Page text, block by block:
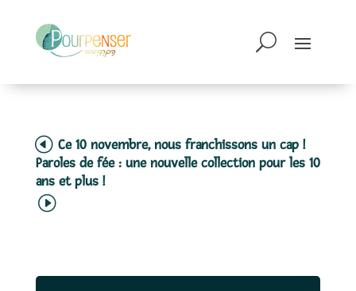
Ce 10 novembre, nous franchissons un cap !
Paroles de fée : une nouvelle collection pour les 10
ans et plus !